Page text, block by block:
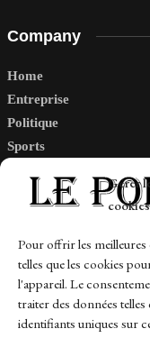
Gérer
cookies
Pour offrir les meilleures
telles que les cookies
l'appareil. Le
traiter des données
identifiants uniques sur
Company
Home
Entreprise
Politique
Sports
Links
Contact